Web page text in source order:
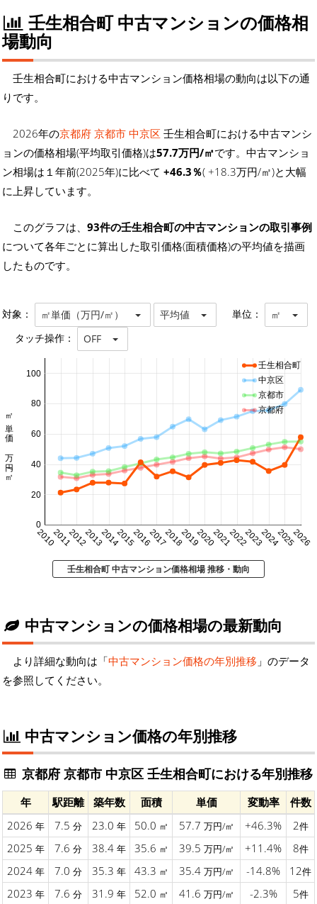
壬生相合町 中古マンションの価格相
場動向
壬生相合町における中古マンション価格相場の動向は以下の通
りです。
2026年の京都府 京都市 中京区 壬生相合町における中古マンシ
ョンの価格相場(平均取引価格)は57.7万円/㎡です。中古マンショ
ン相場は１年前(2025年)に比べて +46.3％( +18.3万円/㎡)と大幅
に上昇しています。
このグラフは、 93件の壬生相合町の中古マンションの取引事例
について各年ごとに算出した取引価格(面積価格)の平均値を描画
したものです。
対象： ㎡単価（万円/㎡） 平均値 単位： ㎡
タッチ操作： OFF
20102011201220132014201520162017201820192020202120222023202420252026
0
20
40
60
80
100
㎡単価 万円/㎡
壬生相合町
中京区
京都市
京都府
壬生相合町 中古マンション価格相場 推移・動向
中古マンションの価格相場の最新動向
より詳細な動向は「中古マンション価格の年別推移 」のデータ
を参照してください。
中古マンション価格の年別推移
京都府 京都市 中京区 壬生相合町における年別推移
年 駅距離 築年数 面積 単価 変動率
件数
2026 年 7.5 分 23.0 年 50.0 ㎡ 57.7 万円/㎡ +46.3% 2件
2025 年 7.6 分 38.4 年 35.6 ㎡ 39.5 万円/㎡ +11.4% 8件
2024 年 7.0 分 35.3 年 43.3 ㎡ 35.4 万円/㎡ -14.8% 12件
2023 年 7.6 分 31.9 年 52.0 ㎡ 41.6 万円/㎡ -2.3% 5件